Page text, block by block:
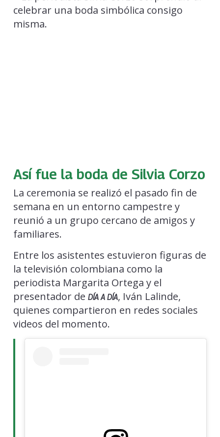
Así fue la boda de Silvia Corzo
La ceremonia se realizó el pasado fin de
semana en un entorno campestre y
reunió a un grupo cercano de amigos y
familiares.
Entre los asistentes estuvieron figuras de
la televisión colombiana como la
periodista Margarita Ortega y el
presentador de DÍA A DÍA, Iván Lalinde,
quienes compartieron en redes sociales
videos del momento.